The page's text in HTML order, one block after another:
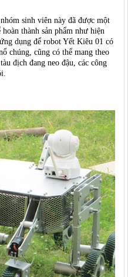
sinh viên này đã được một
thành sản phẩm như hiện
dụng để robot Yết Kiêu 01 có
chúng, cũng có thể mang theo
địch đang neo đậu, các công